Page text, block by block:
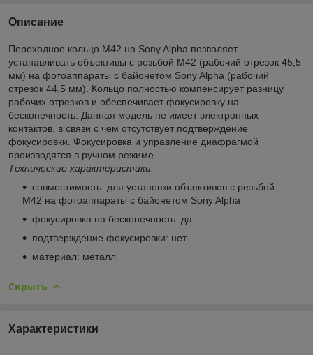
Описание
Переходное кольцо M42 на Sony Alpha позволяет
устанавливать объективы с резьбой М42 (рабочий отрезок 45,5
мм) на фотоаппараты с байонетом Sony Alpha (рабочий
отрезок 44,5 мм). Кольцо полностью компенсирует разницу
рабочих отрезков и обеспечивает фокусировку на
бесконечность. Данная модель не имеет электронных
контактов, в связи с чем отсутствует подтверждение
фокусировки. Фокусировка и управление диафрагмой
производятся в ручном режиме.
Технические характеристики:
совместимость: для установки объективов с резьбой
М42 на фотоаппараты с байонетом Sony Alpha
фокусировка на бесконечность: да
подтверждение фокусировки: нет
материал: металл
Скрыть
Характеристики